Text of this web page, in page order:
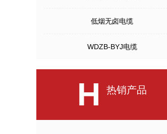
低烟无卤电缆
WDZB-BYJ电缆
H 热销产品